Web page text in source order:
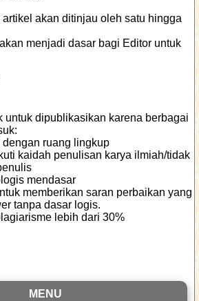
akan ditinjau oleh satu hingga
menjadi dasar bagi Editor untuk
untuk dipublikasikan karena berbagai
ruang lingkup
kaidah penulisan karya ilmiah/tidak
mendasar
memberikan saran perbaikan yang
tanpa dasar logis.
lebih dari 30%
MENU